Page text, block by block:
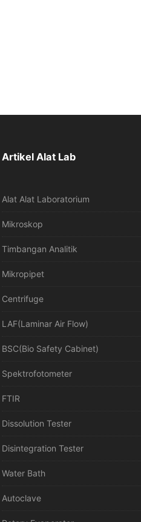
Artikel Alat Lab
Alat Alat Laboratorium
Mikroskop
Timbangan Analitik
Mikropipet
Centrifuge
LAF(Laminar Air Flow)
BSC(Bio Safety Cabinet)
Spektrofotometer
FTIR
Dissolution Tester
Disintegration Tester
Water Bath
Autoclave